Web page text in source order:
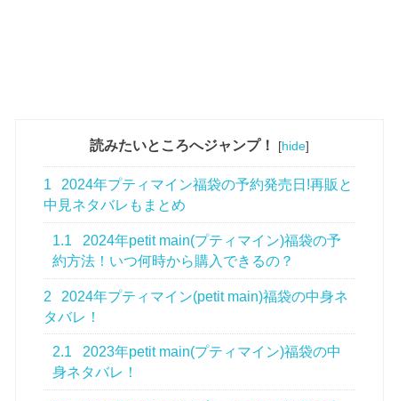
読みたいところへジャンプ！ [hide]
1
2024年プティマイン福袋の予約発売日!再販と
中見ネタバレもまとめ
1.1
2024年petit main(プティマイン)福袋の予
約方法！いつ何時から購入できるの？
2
2024年プティマイン(petit main)福袋の中身ネ
タバレ！
2.1
2023年petit main(プティマイン)福袋の中
身ネタバレ！